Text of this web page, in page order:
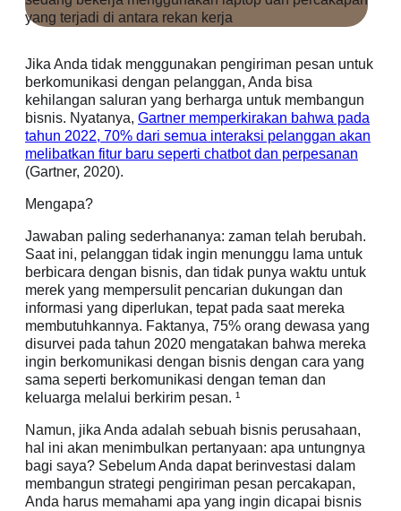
Jika Anda tidak menggunakan pengiriman pesan untuk
berkomunikasi dengan pelanggan, Anda bisa
kehilangan saluran yang berharga untuk membangun
bisnis. Nyatanya, Gartner memperkirakan bahwa pada
tahun 2022, 70% dari semua interaksi pelanggan akan
melibatkan fitur baru seperti chatbot dan perpesanan
(Gartner, 2020).
Mengapa?
Jawaban paling sederhananya: zaman telah berubah.
Saat ini, pelanggan tidak ingin menunggu lama untuk
berbicara dengan bisnis, dan tidak punya waktu untuk
merek yang mempersulit pencarian dukungan dan
informasi yang diperlukan, tepat pada saat mereka
membutuhkannya. Faktanya, 75% orang dewasa yang
disurvei pada tahun 2020 mengatakan bahwa mereka
ingin berkomunikasi dengan bisnis dengan cara yang
sama seperti berkomunikasi dengan teman dan
keluarga melalui berkirim pesan. ¹
Namun, jika Anda adalah sebuah bisnis perusahaan,
hal ini akan menimbulkan pertanyaan: apa untungnya
bagi saya? Sebelum Anda dapat berinvestasi dalam
membangun strategi pengiriman pesan percakapan,
Anda harus memahami apa yang ingin dicapai bisnis